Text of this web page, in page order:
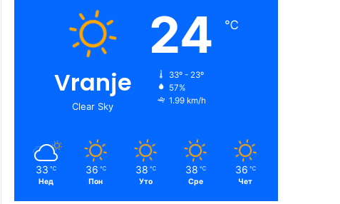
Vranje
Clear Sky
24 ℃
33º - 23º
57%
1.99 km/h
33 ℃
Нед
36 ℃
Пон
38 ℃
Уто
38 ℃
Сре
36 ℃
Чет